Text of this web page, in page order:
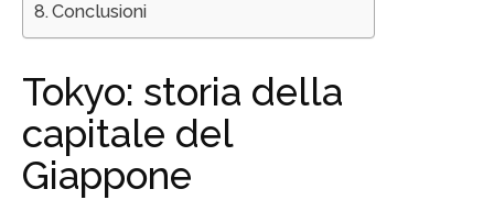
Conclusioni
Tokyo: storia della
capitale del
Giappone